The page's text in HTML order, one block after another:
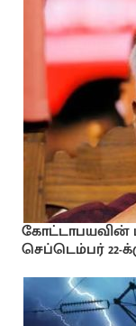
கோட்டாபயவின்
செப்டெம்பர் 22-